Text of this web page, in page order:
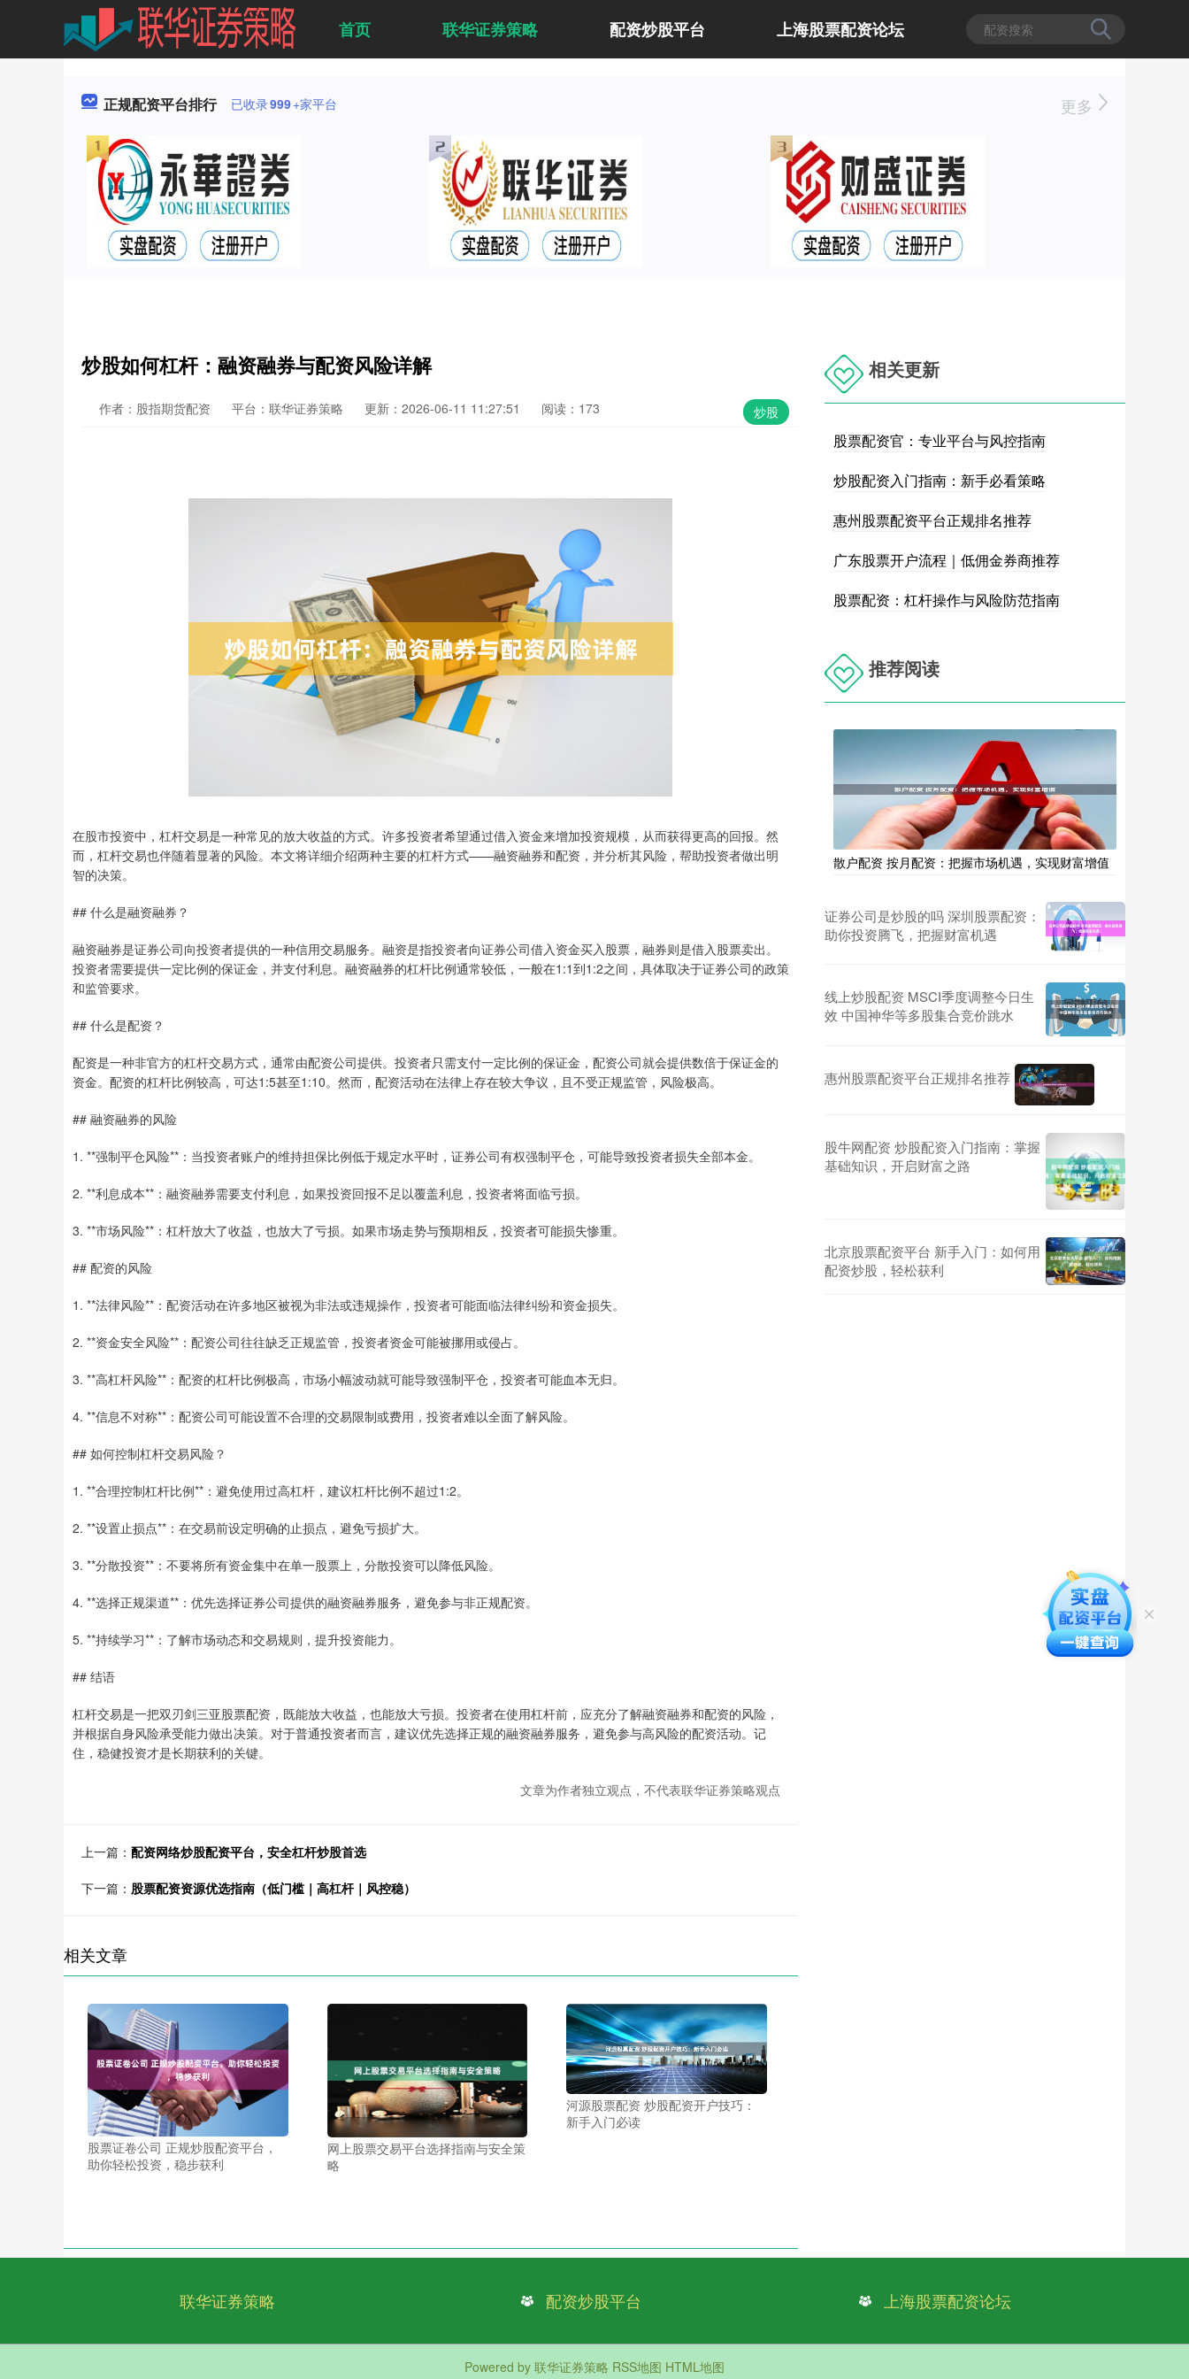
首页 联华证券策略 配资炒股平台 上海股票配资论坛
正规配资平台排行 已收录999+家平台 更多
炒股如何杠杆：融资融券与配资风险详解
炒股
作者：股指期货配资 平台：联华证券策略 更新：2026-06-11 11:27:51 阅读：173
在股市投资中，杠杆交易是一种常见的放大收益的方式。许多投资者希望通过借入资金来增加投资规模，从而获得更高的回报。然
而，杠杆交易也伴随着显著的风险。本文将详细介绍两种主要的杠杆方式——融资融券和配资，并分析其风险，帮助投资者做出明
智的决策。
## 什么是融资融券？
融资融券是证券公司向投资者提供的一种信用交易服务。融资是指投资者向证券公司借入资金买入股票，融券则是借入股票卖出。
投资者需要提供一定比例的保证金，并支付利息。融资融券的杠杆比例通常较低，一般在1:1到1:2之间，具体取决于证券公司的政策
和监管要求。
## 什么是配资？
配资是一种非官方的杠杆交易方式，通常由配资公司提供。投资者只需支付一定比例的保证金，配资公司就会提供数倍于保证金的
资金。配资的杠杆比例较高，可达1:5甚至1:10。然而，配资活动在法律上存在较大争议，且不受正规监管，风险极高。
## 融资融券的风险
1. **强制平仓风险**：当投资者账户的维持担保比例低于规定水平时，证券公司有权强制平仓，可能导致投资者损失全部本金。
2. **利息成本**：融资融券需要支付利息，如果投资回报不足以覆盖利息，投资者将面临亏损。
3. **市场风险**：杠杆放大了收益，也放大了亏损。如果市场走势与预期相反，投资者可能损失惨重。
## 配资的风险
1. **法律风险**：配资活动在许多地区被视为非法或违规操作，投资者可能面临法律纠纷和资金损失。
2. **资金安全风险**：配资公司往往缺乏正规监管，投资者资金可能被挪用或侵占。
3. **高杠杆风险**：配资的杠杆比例极高，市场小幅波动就可能导致强制平仓，投资者可能血本无归。
4. **信息不对称**：配资公司可能设置不合理的交易限制或费用，投资者难以全面了解风险。
## 如何控制杠杆交易风险？
1. **合理控制杠杆比例**：避免使用过高杠杆，建议杠杆比例不超过1:2。
2. **设置止损点**：在交易前设定明确的止损点，避免亏损扩大。
3. **分散投资**：不要将所有资金集中在单一股票上，分散投资可以降低风险。
4. **选择正规渠道**：优先选择证券公司提供的融资融券服务，避免参与非正规配资。
5. **持续学习**：了解市场动态和交易规则，提升投资能力。
## 结语
杠杆交易是一把双刃剑三亚股票配资，既能放大收益，也能放大亏损。投资者在使用杠杆前，应充分了解融资融券和配资的风险，
并根据自身风险承受能力做出决策。对于普通投资者而言，建议优先选择正规的融资融券服务，避免参与高风险的配资活动。记
住，稳健投资才是长期获利的关键。
文章为作者独立观点，不代表联华证券策略观点
上一篇： 配资网络炒股配资平台，安全杠杆炒股首选
下一篇： 股票配资资源优选指南（低门槛｜高杠杆｜风控稳）
相关文章
股票证卷公司 正规炒股配资平台，
助你轻松投资，稳步获利
网上股票交易平台选择指南与安全策
略
河源股票配资 炒股配资开户技巧：
新手入门必读
相关更新
股票配资官：专业平台与风控指南
炒股配资入门指南：新手必看策略
惠州股票配资平台正规排名推荐
广东股票开户流程｜低佣金券商推荐
股票配资：杠杆操作与风险防范指南
推荐阅读
散户配资 按月配资：把握市场机遇，实现财富增值
证券公司是炒股的吗 深圳股票配资：
助你投资腾飞，把握财富机遇
线上炒股配资 MSCI季度调整今日生
效 中国神华等多股集合竞价跳水
惠州股票配资平台正规排名推荐
股牛网配资 炒股配资入门指南：掌握
基础知识，开启财富之路
北京股票配资平台 新手入门：如何用
配资炒股，轻松获利
联华证券策略 配资炒股平台 上海股票配资论坛
Powered by 联华证券策略 RSS地图 HTML地图